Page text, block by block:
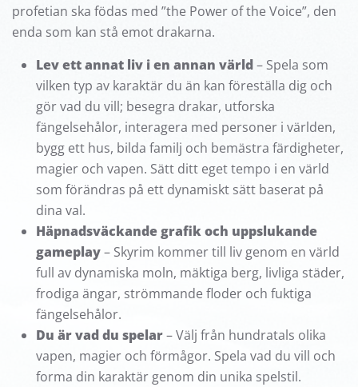
profetian ska födas med ”the Power of the Voice”, den
enda som kan stå emot drakarna.
Lev ett annat liv i en annan värld– Spela som
vilken typ av karaktär du än kan föreställa dig och
gör vad du vill; besegra drakar, utforska
fängelsehålor, interagera med personer i världen,
bygg ett hus, bilda familj och bemästra färdigheter,
magier och vapen. Sätt ditt eget tempo i en värld
som förändras på ett dynamiskt sätt baserat på
dina val.
Häpnadsväckande grafik och uppslukande
gameplay– Skyrim kommer till liv genom en värld
full av dynamiska moln, mäktiga berg, livliga städer,
frodiga ängar, strömmande floder och fuktiga
fängelsehålor.
Du är vad du spelar– Välj från hundratals olika
vapen, magier och förmågor. Spela vad du vill och
forma din karaktär genom din unika spelstil.